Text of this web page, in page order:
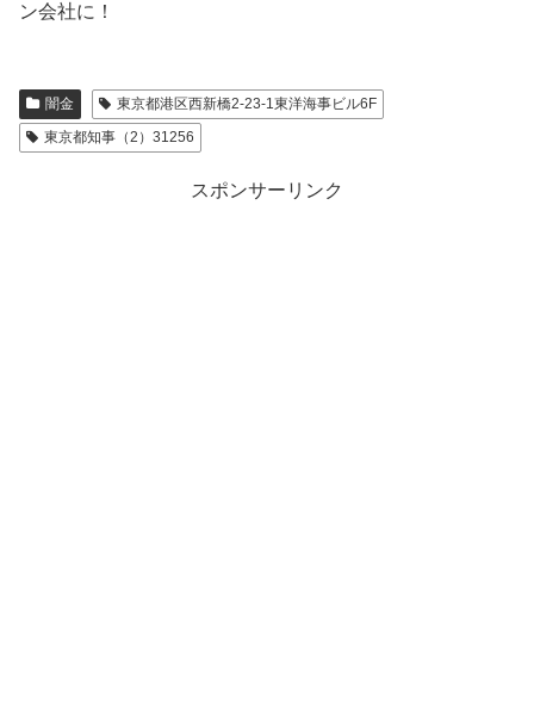
ン会社に！
闇金
東京都港区西新橋2-23-1東洋海事ビル6F
東京都知事（2）31256
スポンサーリンク